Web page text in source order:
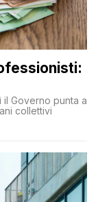
Governo punta a
collettivi